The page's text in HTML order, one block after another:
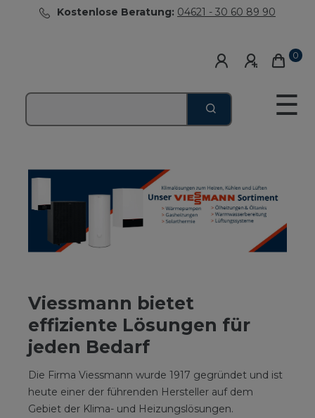
Kostenlose Beratung: 04621 - 30 60 89 90
0
☰
Viessmann bietet
effiziente Lösungen für
jeden Bedarf
Die Firma Viessmann wurde 1917 gegründet und ist
heute einer der führenden Hersteller auf dem
Gebiet der Klima- und Heizungslösungen.